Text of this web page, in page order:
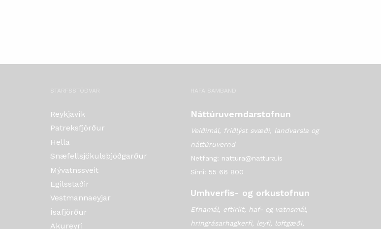
STARFSSTÖÐVAR
Reykjavík
Patreksfjörður
Hella
Snæfellsjökulsþjóðgarður
Mývatnssveit
Egilsstaðir
Vestmannaeyjar
Ísafjörður
Akureyri
HAFA SAMBAND
Náttúruverndarstofnun
Veiðimál, friðlýst svæði, landvarsla og
náttúruvernd
Netfang: nattura@nattura.is
Sími: 55 66 800
Umhverfis- og orkustofnun
Efnamál, eftirlit, haf- og vatnsmál,
hringrásarhagkerfi, leyfi, loftgæði,